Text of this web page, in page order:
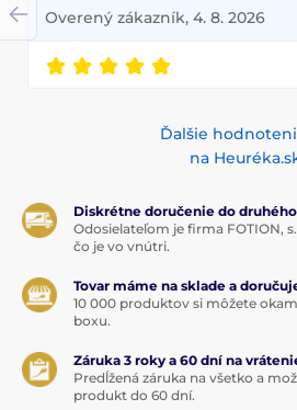
Overený zákazník, 4. 8. 2026
Ďalšie
na
Diskrétne doručenie do
Odosielateľom je firma FOTION,
čo je vo vnútri.
Tovar máme na sklade a
10 000 produktov si môžete
boxu.
Záruka 3 roky a 60 dní na
Predĺžená záruka na všetko a
produkt do 60 dní.